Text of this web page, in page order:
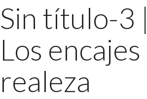
Sin título-3 |
Los
realeza